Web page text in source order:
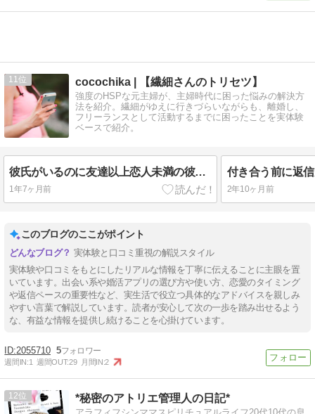
11 cocochika | 【繊細さんのトリセツ】
強度のHSPな元主婦が、主婦時代に困った悩みの解決方
法を紹介。繊細がゆえに行きづらいながらも、離婚し、
フリーランスとして活動するまでに困ったことを実体験
ベースで紹介。
彼氏がいるのに友達以上恋人未満の彼から告白された｜どうすべき？【恋愛相談室*MOMO】
1年7ヶ月前 2年10ヶ月前
このブログのここがポイント
実体験と口コミ重視の解説スタイル
実体験や口コミをもとにしたリアルな情報を丁寧に伝えることに主眼を置
いています。出会い系や婚活アプリの選び方や使い方、恋愛のタイミング
や返信ペースの重要性など、実生活で役立つ具体的なアドバイスを親しみ
やすい言葉で解説しています。読者が安心して次の一歩を踏み出せるよう
な、有益な情報を提供し続けることを心掛けています。
2055710 5
週間IN:1 週間OUT:29 月間IN:2
12 *秘密のアトリエ管理人の日記*